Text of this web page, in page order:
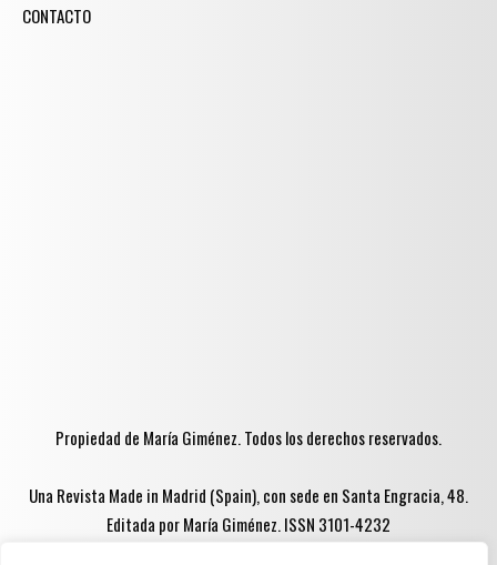
CONTACTO
Propiedad de María Giménez. Todos los derechos reservados.
Una Revista Made in Madrid (Spain), con sede en Santa Engracia, 48.
Editada por María Giménez. ISSN 3101-4232